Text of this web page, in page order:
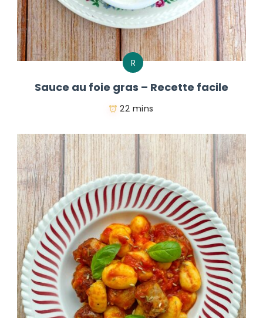
R
Sauce au foie gras – Recette facile
22 mins